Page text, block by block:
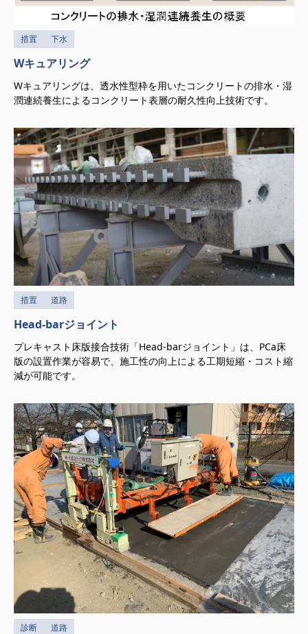
措置 下水
Wキュアリング
Wキュアリングは、透水性型枠を用いたコンクリートの排水・湿
潤連続養生によるコンクリート表層の耐久性向上技術です。
措置 道路
Head-barジョイント
プレキャスト床版接合技術「Head-barジョイント」は、PCa床
版の設置作業が容易で、施工性の向上による工期短縮・コスト縮
減が可能です。
診断 道路